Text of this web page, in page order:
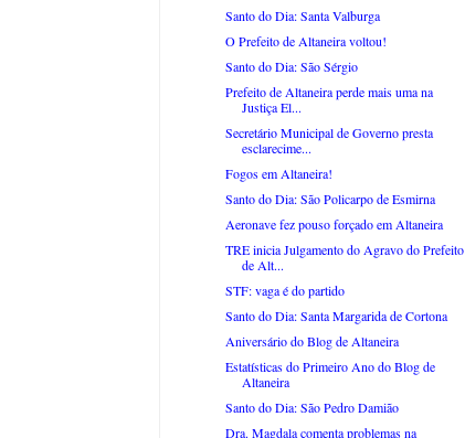
Santo do Dia: Santa Valburga
O Prefeito de Altaneira voltou!
Santo do Dia: São Sérgio
Prefeito de Altaneira perde mais uma na
Justiça El...
Secretário Municipal de Governo presta
esclarecime...
Fogos em Altaneira!
Santo do Dia: São Policarpo de Esmirna
Aeronave fez pouso forçado em Altaneira
TRE inicia Julgamento do Agravo do Prefeito
de Alt...
STF: vaga é do partido
Santo do Dia: Santa Margarida de Cortona
Aniversário do Blog de Altaneira
Estatísticas do Primeiro Ano do Blog de
Altaneira
Santo do Dia: São Pedro Damião
Dra. Magdala comenta problemas na